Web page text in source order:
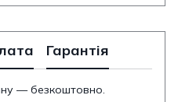
Гарантія
— безкоштовно.